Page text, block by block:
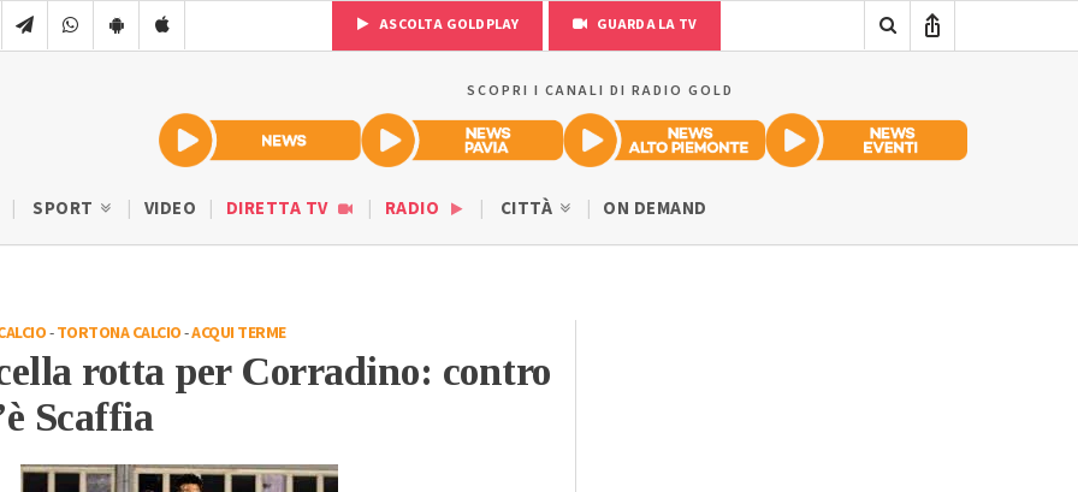
ASCOLTA GOLDPLAY GUARDA LA TV
SCOPRI I CANALI DI RADIO GOLD
SPORT VIDEO DIRETTA TV RADIO CITTÀ ON DEMAND
-TORTONA CALCIO-ACQUI TERME
rotta per Corradino: contro
Scaffia